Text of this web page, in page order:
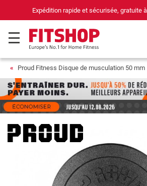
Expédition rapide et sécurisée, gratuite
Proud Fitness Disque de musculation 50 mm